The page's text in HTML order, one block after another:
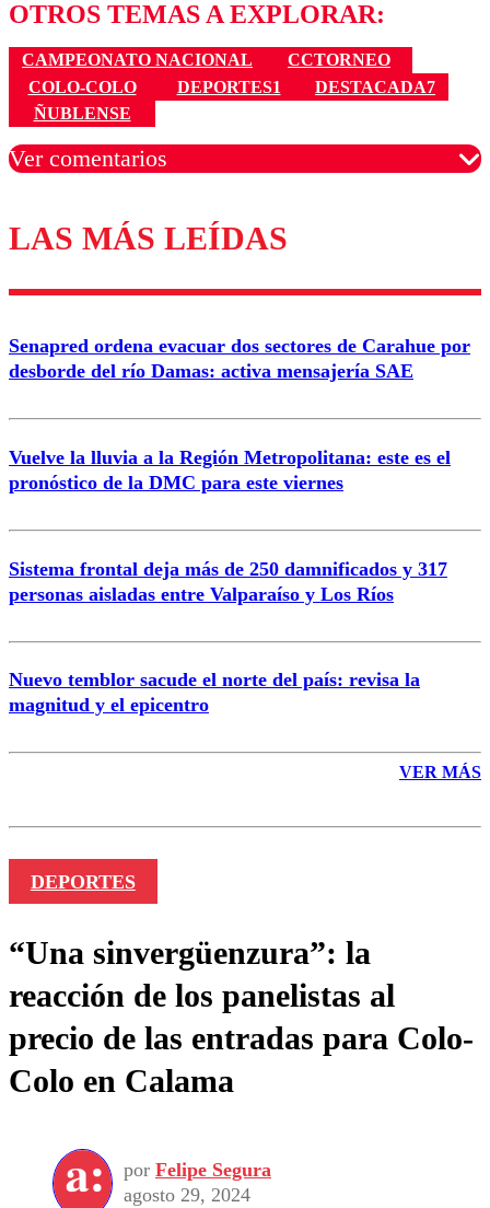
OTROS TEMAS A EXPLORAR:
CAMPEONATO NACIONAL
CCTORNEO
COLO-COLO
DEPORTES1
DESTACADA7
ÑUBLENSE
Ver comentarios
Los comentarios son moderados para garantizar un
diálogo respetuoso.
Correo
Enviar comentario
LAS MÁS LEÍDAS
Senapred ordena evacuar dos sectores de Carahue por
desborde del río Damas: activa mensajería SAE
Vuelve la lluvia a la Región Metropolitana: este es el
pronóstico de la DMC para este viernes
Sistema frontal deja más de 250 damnificados y 317
personas aisladas entre Valparaíso y Los Ríos
Nuevo temblor sacude el norte del país: revisa la
magnitud y el epicentro
VER MÁS
DEPORTES
“Una sinvergüenzura”: la
reacción de los panelistas al
precio de las entradas para Colo-
Colo en Calama
por Felipe Segura
agosto 29, 2024